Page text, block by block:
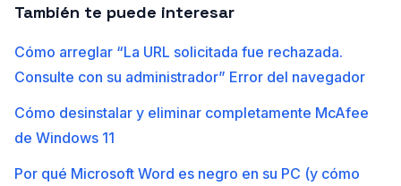
También te puede interesar
Cómo arreglar “La URL solicitada fue rechazada.
Consulte con su administrador” Error del navegador
Cómo desinstalar y eliminar completamente McAfee
de Windows 11
Por qué Microsoft Word es negro en su PC (y cómo